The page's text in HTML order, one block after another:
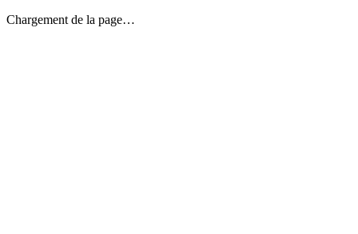
Chargement de la page…